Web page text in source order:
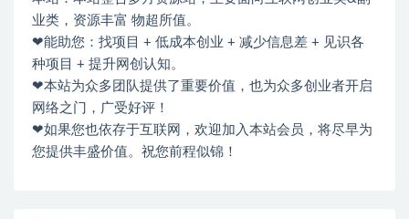
业类，资源丰富 物超所值。
❤能助您：找项目 + 低成本创业 + 减少信息差 + 见识各
种项目 + 提升网创认知。
❤本站为众多团队提供了重要价值，也为众多创业者开启
网络之门，广受好评！
❤如果您也依存于互联网，欢迎加入本站会员，将尽早为
您提供丰盛价值。祝您前程似锦！